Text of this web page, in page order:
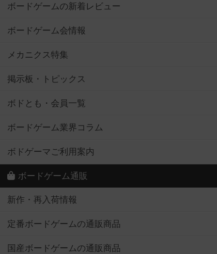
ボードゲームの新着レビュー
ボードゲーム会情報
メカニクス特集
掲示板・トピックス
ボドとも・会員一覧
ボードゲーム業界コラム
ボドゲーマご利用案内
ボードゲーム通販
新作・再入荷情報
定番ボードゲームの通販商品
国産ボードゲームの通販商品